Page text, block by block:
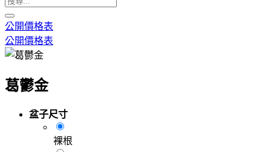
公開價格表
公開價格表
葛鬱金
盆子尺寸
裸根